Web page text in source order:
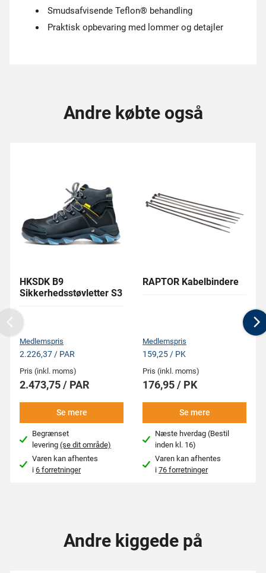
Smudsafvisende Teflon® behandling
Praktisk opbevaring med lommer og detajler
Andre købte også
HKSDK B9
Sikkerhedsstøvletter S3
Medlemspris
2.226,37 / PAR
Pris (inkl. moms)
2.473,75 / PAR
Se mere
Begrænset
levering(se dit område)
Varen kan afhentes
i6 forretninger
RAPTOR Kabelbindere
Medlemspris
159,25 / PK
Pris (inkl. moms)
176,95 / PK
Se mere
Næste hverdag (Bestil
inden kl. 16)
Varen kan afhentes
i76 forretninger
Previous
Andre kiggede på